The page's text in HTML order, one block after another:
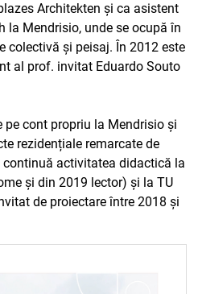
Architekten și ca asistent
la Mendrisio, unde se ocupă în
colectivă și peisaj. În 2012 este
al prof. invitat Eduardo Souto
pe cont propriu la Mendrisio și
rezidențiale remarcate de
activitatea didactică la
și din 2019 lector) și la TU
de proiectare între 2018 și